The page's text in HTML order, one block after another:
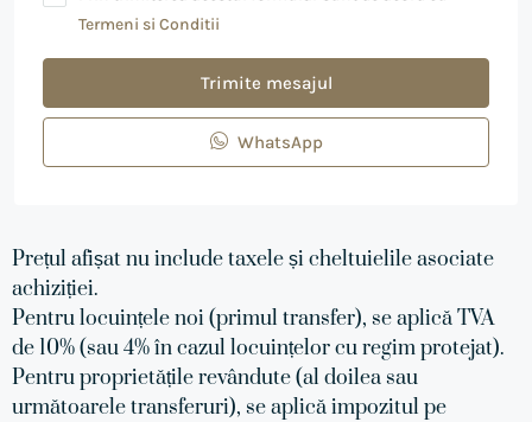
Termeni si Conditii
Trimite mesajul
WhatsApp
Prețul afișat nu include taxele și cheltuielile asociate
achiziției.
Pentru locuințele noi (primul transfer), se aplică TVA
de 10% (sau 4% în cazul locuințelor cu regim protejat).
Pentru proprietățile revândute (al doilea sau
următoarele transferuri), se aplică impozitul pe